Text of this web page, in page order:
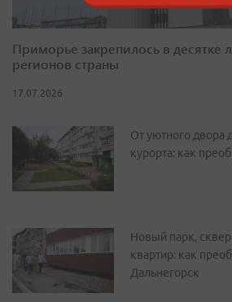
Приморье закрепилось в десятке
регионов страны
17.07.2026
От уютного двора
курорта: как
Новый парк,
квартир: как
Дальнегорск